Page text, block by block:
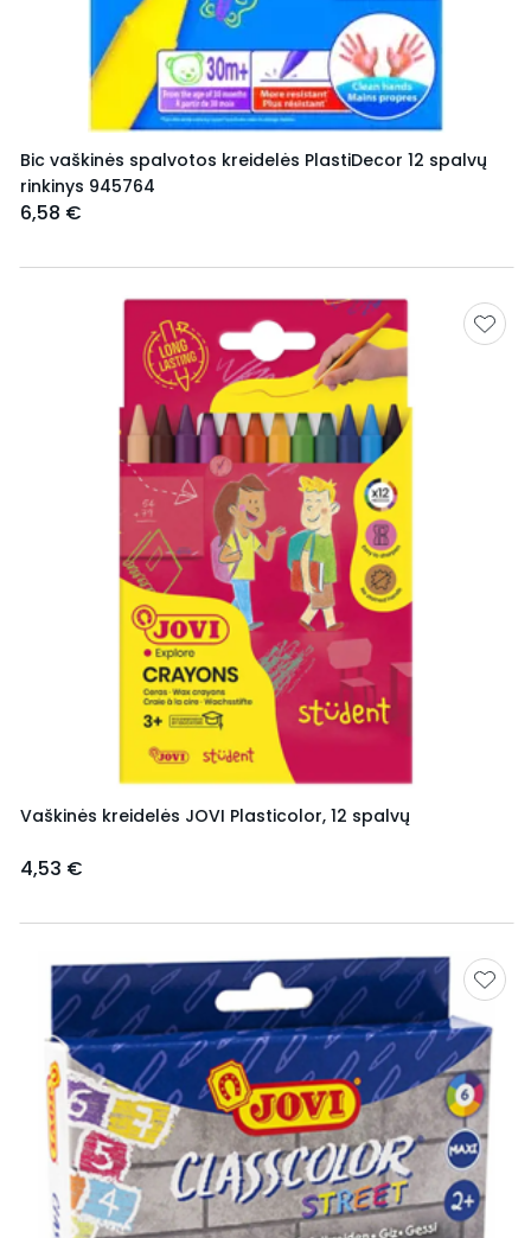
Bic vaškinės spalvotos kreidelės PlastiDecor 12 spalvų
rinkinys 945764
6,58 €
Vaškinės kreidelės JOVI Plasticolor, 12 spalvų
4,53 €